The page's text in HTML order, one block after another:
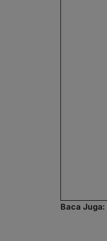
Baca Juga: